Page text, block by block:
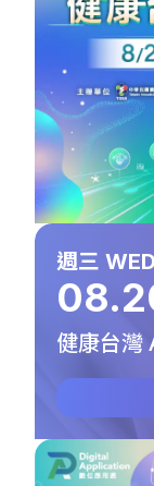
週三 WED
健康台灣